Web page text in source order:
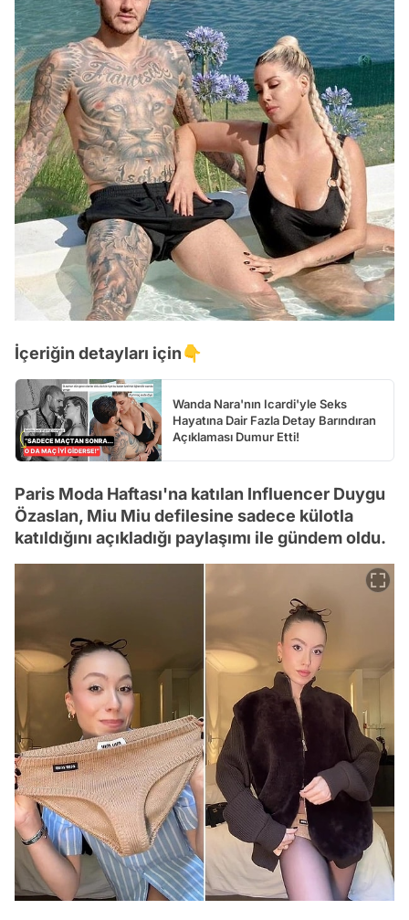
İçeriğin detayları için👇
Wanda Nara'nın Icardi'yle Seks
Hayatına Dair Fazla Detay Barındıran
Açıklaması Dumur Etti!
Paris Moda Haftası'na katılan Influencer Duygu
Özaslan, Miu Miu defilesine sadece külotla
katıldığını açıkladığı paylaşımı ile gündem oldu.